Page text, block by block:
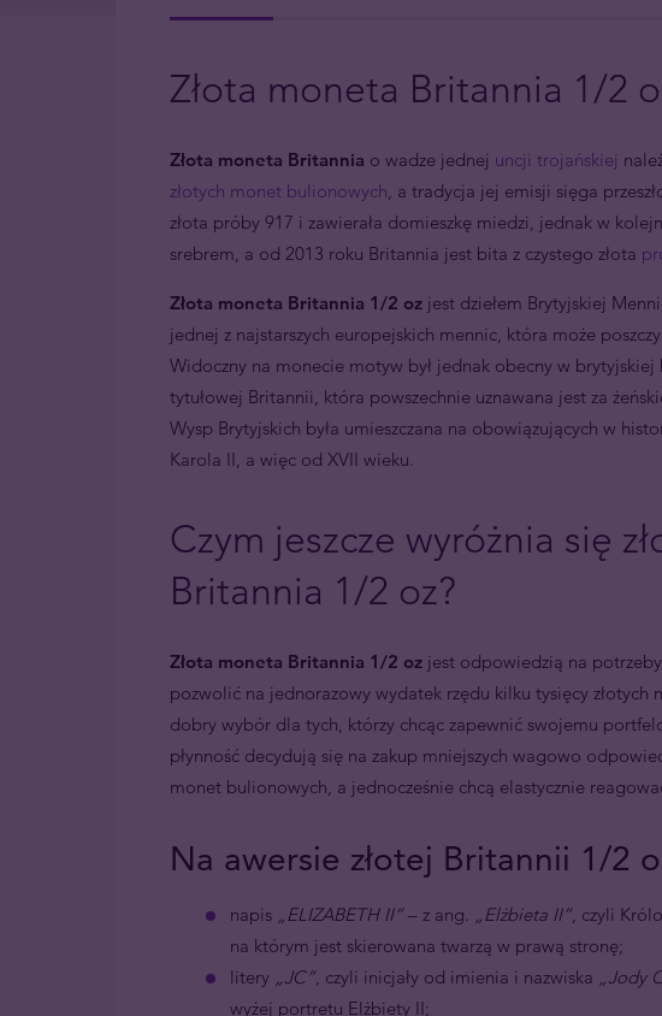
Złota moneta Britannia 1/2
Złota moneta Britannia o wadze jednej uncji trojańskiej
złotych monet bulionowych, a tradycja jej emisji sięga
złota próby 917 i zawierała domieszkę miedzi, jednak w
srebrem, a od 2013 roku Britannia jest bita z czystego złota
Złota moneta Britannia 1/2 oz jest dziełem Brytyjskiej
jednej z najstarszych europejskich mennic, która może
Widoczny na monecie motyw był jednak obecny w brytyjskiej
tytułowej Britannii, która powszechnie uznawana jest za
Wysp Brytyjskich była umieszczana na obowiązujących w
Karola II, a więc od XVII wieku.
Czym jeszcze wyróżnia się
Britannia 1/2 oz?
Złota moneta Britannia 1/2 oz jest odpowiedzią na
pozwolić na jednorazowy wydatek rzędu kilku tysięcy złotych
dobry wybór dla tych, którzy chcąc zapewnić swojemu
płynność decydują się na zakup mniejszych wagowo
monet bulionowych, a jednocześnie chcą elastycznie
Na awersie złotej Britannii 1/2
napis „ELIZABETH II”– z ang. „Elżbieta II”, czyli
na którym jest skierowana twarzą w prawą stronę;
litery „JC”, czyli inicjały od imienia i nazwiska „Jody
wyżej portretu Elżbiety II;